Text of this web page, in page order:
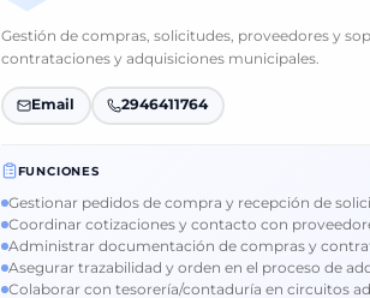
Gestión de compras, solicitudes, proveedores y
contrataciones y adquisiciones municipales.
Email 2946411764
FUNCIONES
Gestionar pedidos de compra y recepción de
Coordinar cotizaciones y contacto con
Administrar documentación de compras y
Asegurar trazabilidad y orden en el proceso de
Colaborar con tesorería/contaduría en circuitos